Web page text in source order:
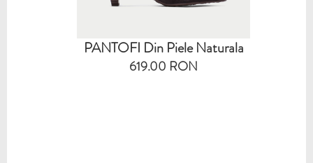
PANTOFI Din Piele Naturala
619.00 RON